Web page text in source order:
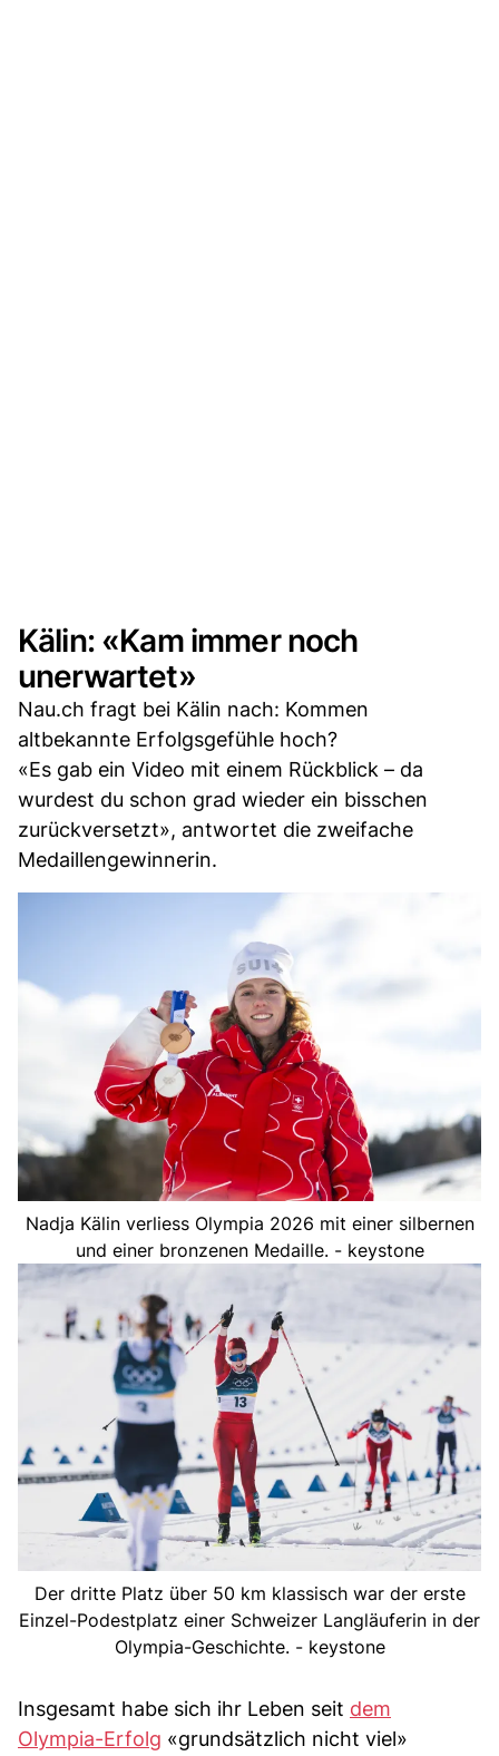
Kälin: «Kam immer noch
unerwartet»
Nau.ch fragt bei Kälin nach: Kommen
altbekannte Erfolgsgefühle hoch?
«Es gab ein Video mit einem Rückblick – da
wurdest du schon grad wieder ein bisschen
zurückversetzt», antwortet die zweifache
Medaillengewinnerin.
Nadja Kälin verliess Olympia 2026 mit einer silbernen
und einer bronzenen Medaille. - keystone
Der dritte Platz über 50 km klassisch war der erste
Einzel-Podestplatz einer Schweizer Langläuferin in der
Olympia-Geschichte. - keystone
Insgesamt habe sich ihr Leben seit dem
Olympia-Erfolg «grundsätzlich nicht viel»